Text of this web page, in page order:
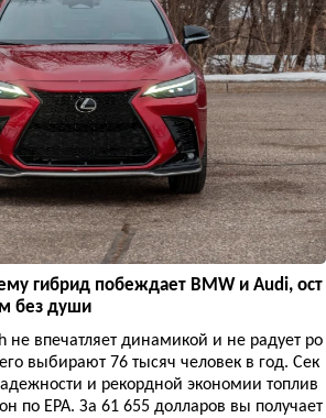
гибрид побеждает BMW и Audi, ост
без души
не впечатляет динамикой и не радует ро
выбирают 76 тысяч человек в год. Сек
и рекордной экономии топлив
по EPA. За 61 655 долларов вы получает